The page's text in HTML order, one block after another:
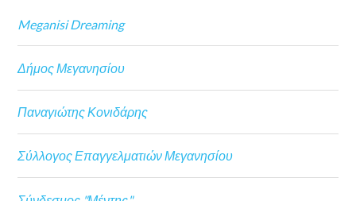
Meganisi Dreaming
Δήμος Μεγανησίου
Παναγιώτης Κονιδάρης
Σύλλογος Επαγγελματιών Μεγανησίου